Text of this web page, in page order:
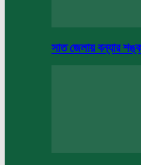
সাত জেলায় বন্যার